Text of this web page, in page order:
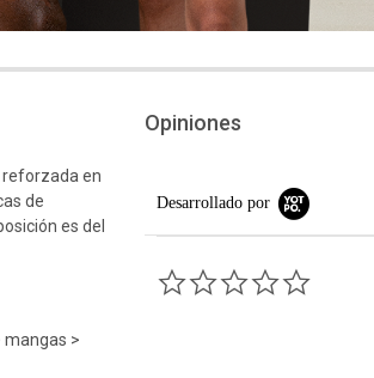
reforzada en
de
es del
mangas >
Opiniones
Desarrollado por